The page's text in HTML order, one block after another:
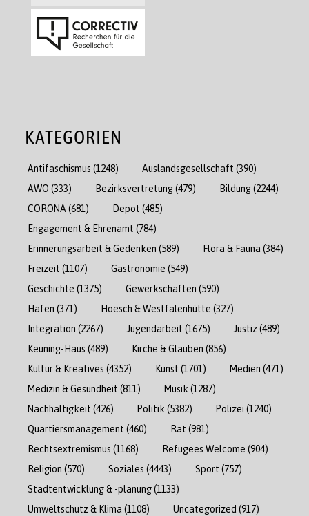
KATEGORIEN
Antifaschismus (1248) Auslandsgesellschaft (390)
AWO (333) Bezirksvertretung(479) Bildung(2244)
CORONA (681) Depot (485)
Engagement & Ehrenamt (784)
Erinnerungsarbeit & Gedenken (589) Flora & Fauna (384)
Freizeit (1107) Gastronomie (549)
Geschichte (1375) Gewerkschaften (590)
Hafen (371) Hoesch & Westfalenhütte (327)
Integration (2267) Jugendarbeit (1675) Justiz(489)
Keuning-Haus (489) Kirche & Glauben (856)
Kultur & Kreatives (4352) Kunst (1701) Medien (471)
Medizin & Gesundheit (811) Musik (1287)
Nachhaltigkeit (426) Politik (5382) Polizei (1240)
Quartiersmanagement (460) Rat (981)
Rechtsextremismus (1168) Refugees Welcome (904)
Religion (570) Soziales (4443) Sport (757)
Stadtentwicklung & -planung(1133)
Umweltschutz & Klima (1108) Uncategorized (917)